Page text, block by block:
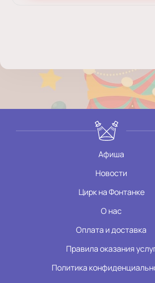
Афиша
Новости
Цирк на Фонтанке
О нас
Оплата и доставка
Правила оказания
Политика